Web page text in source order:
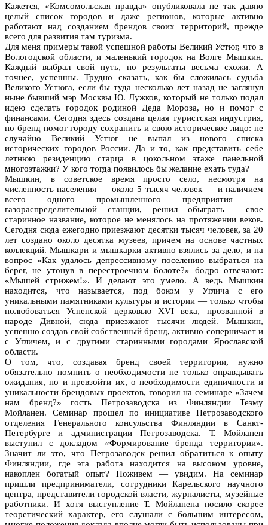
Кажется, «Комсомольская правда» опубликовала не так давно
целый список городов и даже регионов, которые активно
работают над созданием брендов своих территорий, прежде
всего для развития там туризма.
Для меня примеры такой успешной работы Великий Устюг, что в
Вологодской области, и маленький городок на Волге Мышкин.
Каждый выбрал свой путь, но результаты весьма схожи. А
точнее, успешны. Трудно сказать, как бы сложилась судьба
Великого Устюга, если бы туда несколько лет назад не заглянул
ныне бывший мэр Москвы Ю. Лужков, который не только подал
идею сделать городок родиной Деда Мороза, но и помог с
финансами. Сегодня здесь создана целая туристская индустрия,
но бренд помог городу сохранить и свою историческое лицо: не
случайно Великий Устюг не выпал из нового списка
исторических городов России. Да и то, как представить себе
летнюю резиденцию старца в цокольном этаже панельной
многоэтажки? У кого тогда появилось бы желание ехать туда?
Мышкин, в советское время просто село, несмотря на
численность населения — около 5 тысяч человек — и наличием
всего одного промышленного предприятия —
газораспределительной станции, решил обыграть свое
старинное название, которое не менялось на протяжении веков.
Сегодня сюда ежегодно приезжают десятки тысяч человек, за 20
лет создано около десятка музеев, причем на основе частных
коллекций. Мышкари и мышкарки активно взялись за дело, и на
вопрос «Как удалось депрессивному поселению выбраться на
берег, не утонув в перестроечном болоте?» бодро отвечают:
«Мышей стрижем!». И делают это умело. А ведь Мышкин
находится, что называется, под боком у Углича с его
уникальными памятниками культуры и истории — только чтобы
полюбоваться Успенской церковью XVI века, прозванной в
народе Дивной, сюда приезжают тысячи людей. Мышкин,
успешно создав свой собственный бренд, активно соперничает и
с Угличем, и с другими старинными городами Ярославской
области.
О том, что, создавая бренд своей территории, нужно
обязательно помнить о необходимости не только оправдывать
ожидания, но и превзойти их, о необходимости единичности и
уникальности брендовых проектов, говорил на семинаре «Зачем
нам бренд?» гость Петрозаводска из Финляндии Теэму
Мойланен. Семинар прошел по инициативе Петрозаводского
отделения Генерального консульства Финляндии в Санкт-
Петербурге и администрации Петрозаводска. Т. Мойланен
выступил с докладом «Формирование бренда территории».
Значит ли это, что Петрозаводск решил обратиться к опыту
Финляндии, где эта работа находится на высоком уровне,
накоплен богатый опыт? Поживем — увидим. На семинар
пришли предприниматели, сотрудники Карельского научного
центра, представители городской власти, журналисты, музейные
работники. И хотя выступление Т. Мойланена носило скорее
теоретический характер, его слушали с большим интересом,